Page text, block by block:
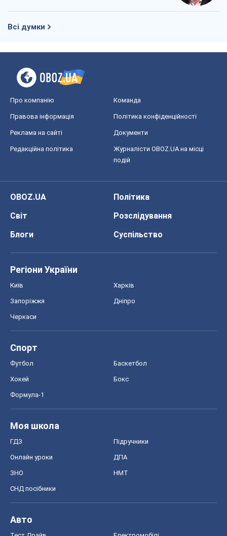
Всі думки
Про компанію Команда
Правова інформація Політика конфіденційності
Реклама на сайті Документи
Редакційна політика
Журналісти OBOZ.UA на місці
подій
OBOZ.UA
Політика
Світ
Розслідування
Блоги
Суспільство
Регіони України
Київ Харків
Запоріжжя Дніпро
Черкаси
Спорт
Футбол Баскетбол
Хокей Бокс
Формула-1
Моя школа
ГДЗ Підручники
Онлайн уроки ДПА
ЗНО НМТ
СНД посібники
Авто